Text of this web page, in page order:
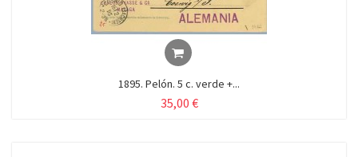
1895. Pelón. 5 c. verde +...
35,00 €